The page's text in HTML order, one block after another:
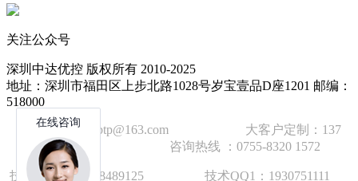
关注公众号
深圳中达优控 版权所有 2010-2025
地址：深圳市福田区上步北路1028号岁宝壹品D座1201 邮编：
518000
技术邮箱：wzbtp@163.com 大客户定制：137
1392 2586 咨询热线 ：0755-8320 1572
技术手机：18928489125 技术QQ1：1930751111